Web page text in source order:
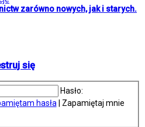
zarówno nowych, jak i starych.
się
Hasło:
hasła
Zapamiętaj mnie